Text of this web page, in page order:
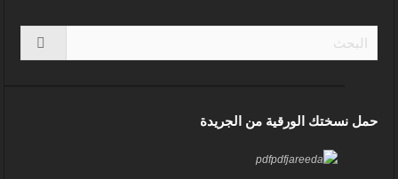
حمل نسختك الورقية من الجريدة